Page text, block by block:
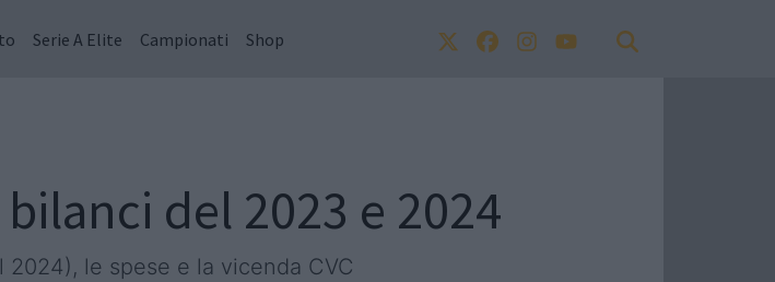
Serie A Elite Campionati Shop
del 2023 e 2024
le spese e la vicenda CVC